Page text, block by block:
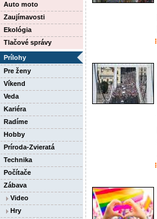
Auto moto
Zaujímavosti
Ekológia
Tlačové správy
Prílohy
Pre ženy
Víkend
Veda
Kariéra
Radíme
Hobby
Príroda-Zvieratá
Technika
Počítače
Zábava
Video
Hry